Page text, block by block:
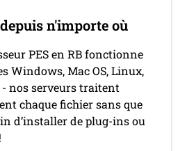
n'importe où
PES en RB fonctionne
Windows, Mac OS, Linux,
nos serveurs traitent
chaque fichier sans que
d’installer de plug-ins ou